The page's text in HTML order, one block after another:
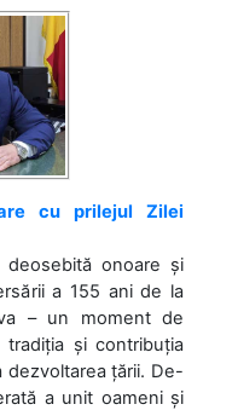
cu prilejul Zilei
deosebită onoare și
a 155 ani de la
– un moment de
tradiția și contribuția
dezvoltarea țării. De-
a unit oameni și